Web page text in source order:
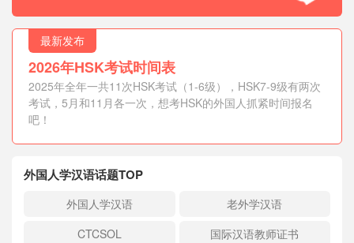
最新发布
2026年HSK考试时间表
2025年全年一共11次HSK考试（1-6级），HSK7-9级有两次
考试，5月和11月各一次，想考HSK的外国人抓紧时间报名
吧！
外国人学汉语话题TOP
外国人学汉语
老外学汉语
CTCSOL
国际汉语教师证书